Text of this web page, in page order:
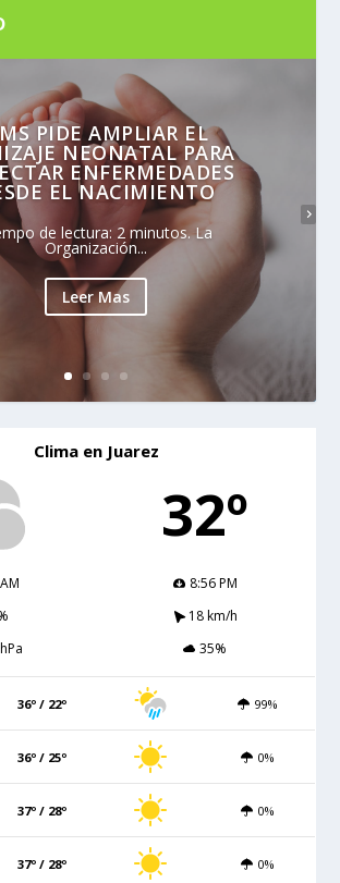
PIDE AMPLIAR EL
NEONATAL PARA
ENFERMEDADES
EL NACIMIENTO
de lectura: 2 minutos. La
Organización...
Leer Mas
Clima en Juarez
32º
8:56 PM
18 km/h
35%
36º / 22º 99%
36º / 25º 0%
37º / 28º 0%
37º / 28º 0%